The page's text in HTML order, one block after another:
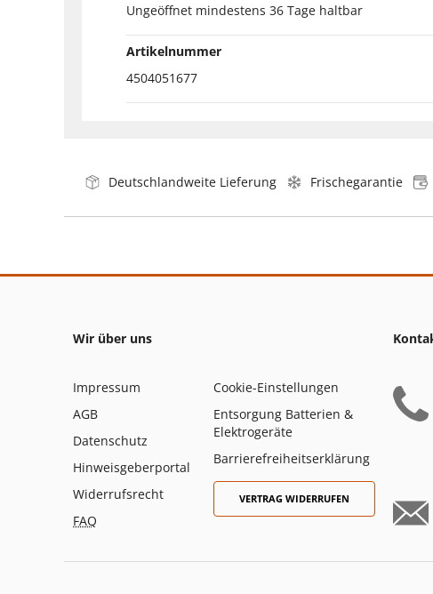
Ungeöffnet mindestens 36 Tage haltbar
Artikelnummer
4504051677
Deutschlandweite Lieferung Frischegarantie
Wir über uns
Impressum
AGB
Datenschutz
Hinweisgeberportal
Widerrufsrecht
FAQ
Cookie-Einstellungen
Entsorgung Batterien &
Elektrogeräte
Barrierefreiheitserklärung
VERTRAG WIDERRUFEN